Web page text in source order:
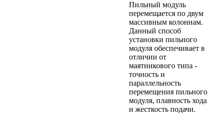
Пильный модуль
перемещается по двум
массивным колоннам.
Данный способ
установки пильного
модуля обеспечивает в
отличии от
маятникового типа -
точность и
параллельность
перемещения пильного
модуля, плавность хода
и жесткость подачи.